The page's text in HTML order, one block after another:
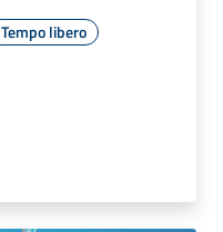
Tempo libero